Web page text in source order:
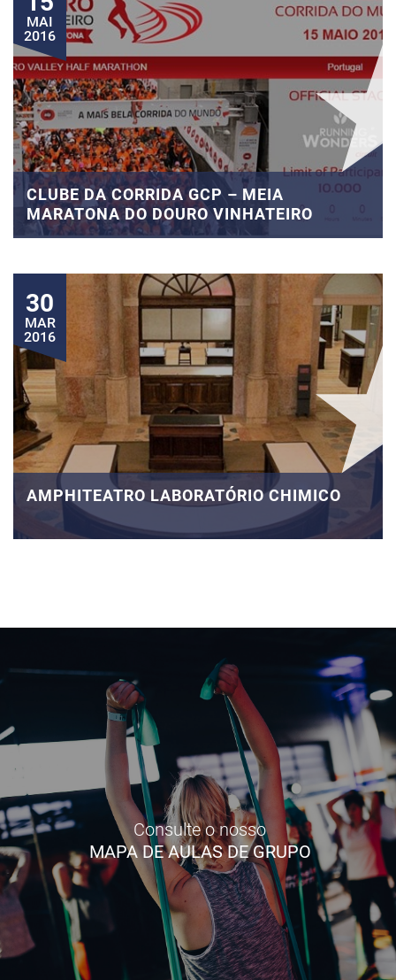
MAI
2016
CLUBE DA CORRIDA GCP – MEIA
MARATONA DO DOURO VINHATEIRO
30
MAR
2016
AMPHITEATRO LABORATÓRIO CHIMICO
Consulte o nosso
MAPA DE AULAS DE GRUPO